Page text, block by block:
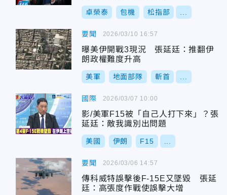
卓榮泰 包機 松指部
要聞
曝美伊開戰3現況 張延廷：推翻伊
朗政權難度升高
美軍 地面部隊 斬首
2026/03/10 16:57
國際
影/美軍F15被「自己人打下來」？張
延廷：敵我識別出問題
美國 伊朗 F15
2026/03/07 10:00
要聞
傳科威特誤擊後F-15E又墜毀 張延
廷：高張度作戰使誤擊大增
2026/03/06 14:57